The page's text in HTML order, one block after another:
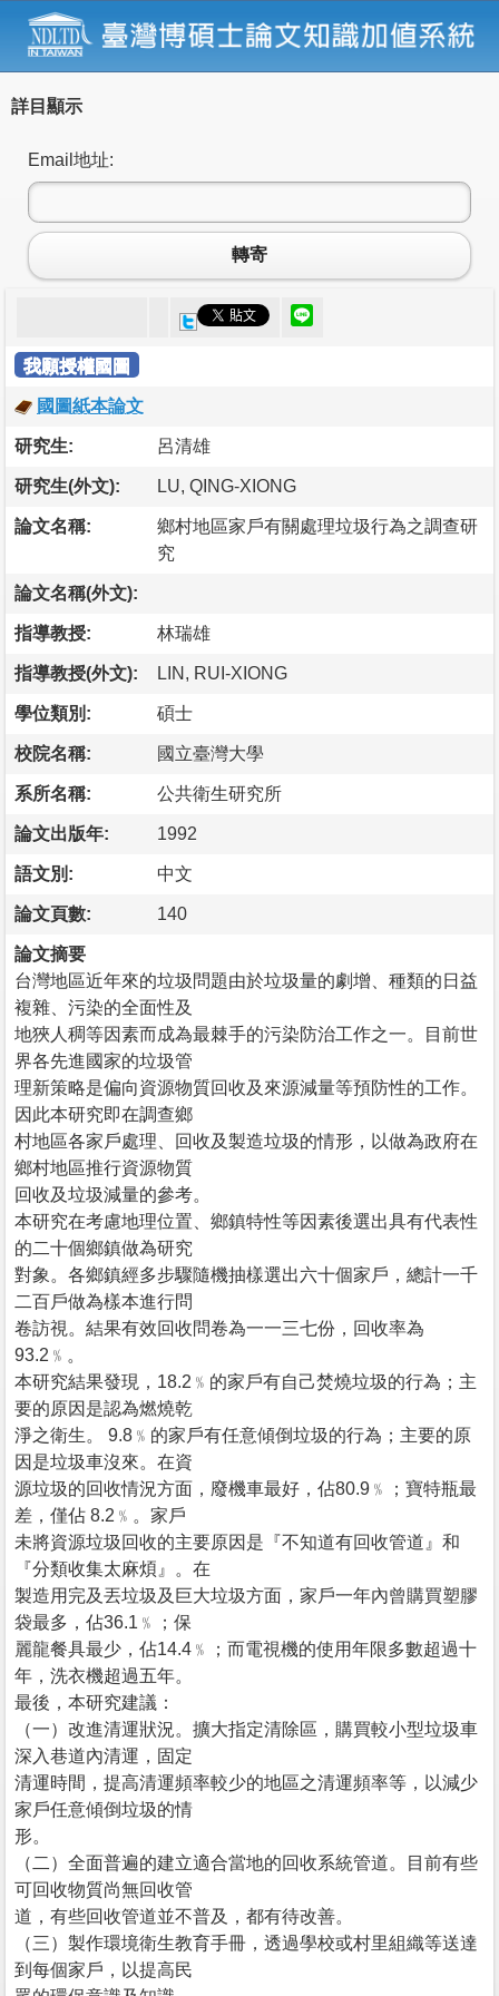
詳目顯示
Email地址:
轉寄
我願授權國圖
國圖紙本論文
研究生: 呂清雄
研究生(外文): LU, QING-XIONG
論文名稱:
鄉村地區家戶有關處理垃圾行為之調查研
究
論文名稱(外文):
指導教授: 林瑞雄
指導教授(外文): LIN, RUI-XIONG
學位類別: 碩士
校院名稱: 國立臺灣大學
系所名稱: 公共衛生研究所
論文出版年: 1992
語文別: 中文
論文頁數: 140
論文摘要
台灣地區近年來的垃圾問題由於垃圾量的劇增、種類的日益
複雜、污染的全面性及
地狹人稠等因素而成為最棘手的污染防治工作之一。目前世
界各先進國家的垃圾管
理新策略是偏向資源物質回收及來源減量等預防性的工作。
因此本研究即在調查鄉
村地區各家戶處理、回收及製造垃圾的情形，以做為政府在
鄉村地區推行資源物質
回收及垃圾減量的參考。
本研究在考慮地理位置、鄉鎮特性等因素後選出具有代表性
的二十個鄉鎮做為研究
對象。各鄉鎮經多步驟隨機抽樣選出六十個家戶，總計一千
二百戶做為樣本進行問
卷訪視。結果有效回收問卷為一一三七份，回收率為
93.2﹪。
本研究結果發現，18.2﹪的家戶有自己焚燒垃圾的行為；主
要的原因是認為燃燒乾
淨之衛生。 9.8﹪的家戶有任意傾倒垃圾的行為；主要的原
因是垃圾車沒來。在資
源垃圾的回收情況方面，廢機車最好，佔80.9﹪；寶特瓶最
差，僅佔 8.2﹪。家戶
未將資源垃圾回收的主要原因是『不知道有回收管道』和
『分類收集太麻煩』。在
製造用完及丟垃圾及巨大垃圾方面，家戶一年內曾購買塑膠
袋最多，佔36.1﹪；保
麗龍餐具最少，佔14.4﹪；而電視機的使用年限多數超過十
年，洗衣機超過五年。
最後，本研究建議：
（一）改進清運狀況。擴大指定清除區，購買較小型垃圾車
深入巷道內清運，固定
清運時間，提高清運頻率較少的地區之清運頻率等，以減少
家戶任意傾倒垃圾的情
形。
（二）全面普遍的建立適合當地的回收系統管道。目前有些
可回收物質尚無回收管
道，有些回收管道並不普及，都有待改善。
（三）製作環境衛生教育手冊，透過學校或村里組織等送達
到每個家戶，以提高民